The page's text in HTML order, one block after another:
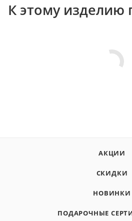
К этому изделию
АКЦИИ
СКИДКИ
НОВИНКИ
ПОДАРОЧНЫЕ